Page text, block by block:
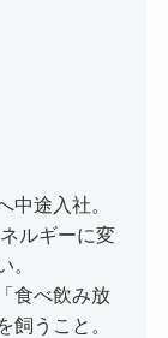
中途入社。
ルギーに変
。
食べ飲み放
飼うこと。